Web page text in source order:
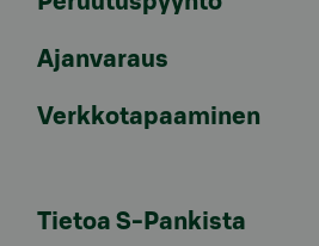
Ajanvaraus
Verkkotapaaminen
Tietoa S-Pankista